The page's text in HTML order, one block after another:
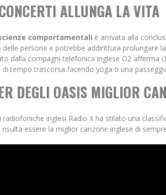
ALLUNGA LA VITA
comportamentali è arrivata alla
delle persone e potrebbe addirittura prolungare
dalla compagni telefonica inglese O2 afferma
tempo trascorsa facendo yoga o una
DEGLI OASIS MIGLIOR
inglesi Radio X ha stilato una
risulta essere la miglior canzone inglese di